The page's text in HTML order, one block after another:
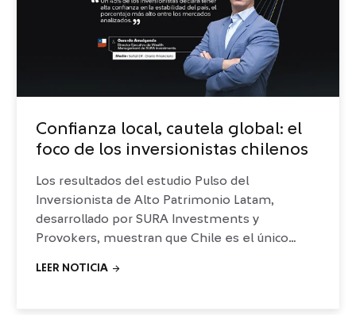
Confianza local, cautela global: el
foco de los inversionistas chilenos
Los resultados del estudio Pulso del
Inversionista de Alto Patrimonio Latam,
desarrollado por SURA Investments y
Provokers, muestran que Chile es el único
globales compiten con la inflación.
LEER NOTICIA arrow_forward